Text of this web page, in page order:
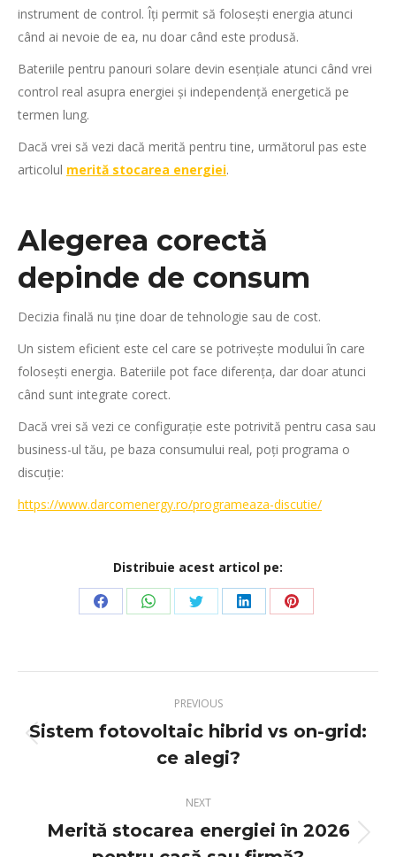
instrument de control. Îți permit să folosești energia atunci
când ai nevoie de ea, nu doar când este produsă.
Bateriile pentru panouri solare devin esențiale atunci când vrei
control real asupra energiei și independență energetică pe
termen lung.
Dacă vrei să vezi dacă merită pentru tine, următorul pas este
articolul merită stocarea energiei.
Alegerea corectă
depinde de consum
Decizia finală nu ține doar de tehnologie sau de cost.
Un sistem eficient este cel care se potrivește modului în care
folosești energia. Bateriile pot face diferența, dar doar atunci
când sunt integrate corect.
Dacă vrei să vezi ce configurație este potrivită pentru casa sau
business-ul tău, pe baza consumului real, poți programa o
discuție:
https://www.darcomenergy.ro/programeaza-discutie/
Distribuie acest articol pe:
Share
Facebook
Share
WhatsApp
Share
Twitter
Share
LinkedIn
Share
Pinterest
navigation
PREVIOUS
Previous
post:
Sistem fotovoltaic hibrid vs on-grid:
ce alegi?
NEXT
Next
Merită stocarea energiei în 2026